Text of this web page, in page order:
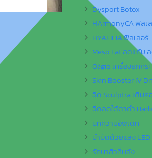
Dysport Botox
HArmonyCA ฟิลเ
HYAFILIA ฟิลเลอร์
Meso Fat ลดแก้ม
Oligio เครื่องยกกร
Skin Booster IV
ฉีด Sculptra เติมค
ฉีดลดใต้ตาดำ
บทความอัพเดท
บำบัดด้วยแสง
รักษาสิวที่หลัง